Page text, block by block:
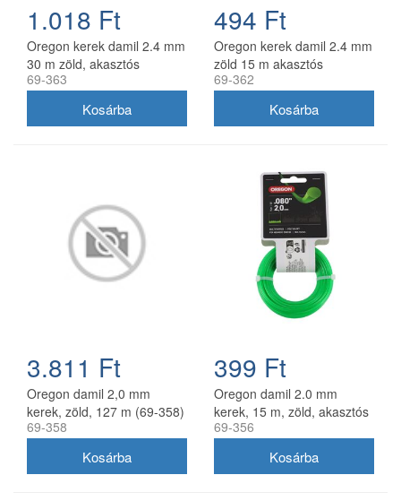
1.018 Ft
Oregon kerek damil 2.4 mm
30 m zöld, akasztós
kiszerelés
69-363
494 Ft
Oregon kerek damil 2.4 mm
zöld 15 m akasztós
kiszerelésben
69-362
3.811 Ft
Oregon damil 2,0 mm
kerek, zöld, 127 m (69-358)
69-358
399 Ft
Oregon damil 2.0 mm
kerek, 15 m, zöld, akasztós
kiszerelés
69-356